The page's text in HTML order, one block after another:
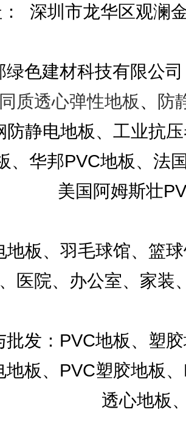
深圳市龙华区观澜
绿色建材科技有限公
质透心弹性地板、 防
防静电地板、工业抗
、华邦PVC地板、法
美国阿姆斯壮
地板、羽毛球馆、篮
医院、办公室、家装
批发：PVC地板、塑
地板、PVC塑胶地板
透心地板